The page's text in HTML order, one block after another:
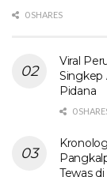
0 SHARES
Viral
Singkep
Pidana
0
Tewas